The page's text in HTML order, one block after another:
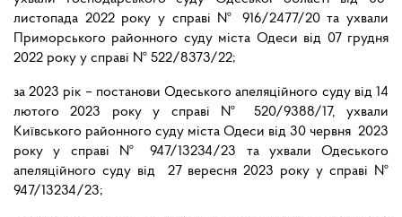
листопада 2022 року у справі № 916/2477/20 та ухвали
Приморського районного суду міста Одеси від 07 грудня
2022 року у справі № 522/8373/22;
за 2023 рік – постанови Одеського апеляційного суду від 14
лютого 2023 року у справі № 520/9388/17, ухвали
Київського районного суду міста Одеси від 30 червня 2023
року у справі № 947/13234/23 та ухвали Одеського
апеляційного суду від 27 вересня 2023 року у справі №
947/13234/23;